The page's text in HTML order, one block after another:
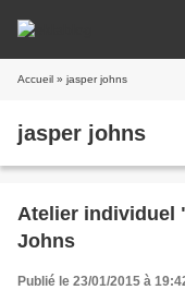
Accueil » jasper johns
jasper johns
Atelier individuel
Johns
Publié le 23/01/2015 à